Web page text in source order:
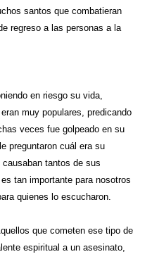
santos que combatieran
regreso a las personas a la
en riesgo su vida,
muy populares, predicando
veces fue golpeado en su
preguntaron cuál era su
tantos de sus
tan importante para nosotros
quienes lo escucharon.
que cometen ese tipo de
espiritual a un asesinato,